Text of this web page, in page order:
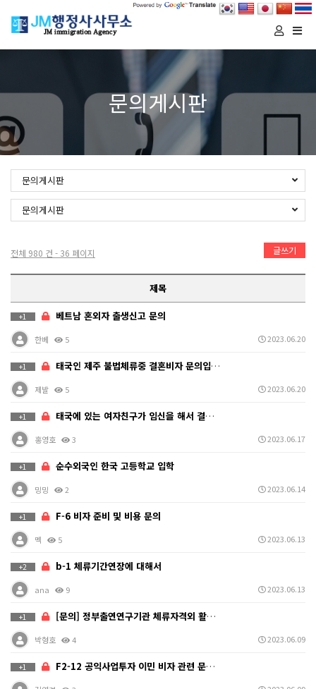
문의게시판
문의게시판
문의게시판
전체 980 건 - 36 페이지 글쓰기
제목
+1 베트남 혼외자 출생신고 문의
한베 5 2023.06.20
+1 태국인 제주 불법체류중 결혼비자 문의입니다
제발 5 2023.06.20
+1 태국에 있는 여자친구가 임신을 해서 결혼비자 알아보고싶…
홍영호 3 2023.06.17
+1 순수외국인 한국 고등학교 입학
밍밍 2 2023.06.14
+1 F-6 비자 준비 및 비용 문의
멕 5 2023.06.13
+2 b-1 체류기간연장에 대해서
ana 9 2023.06.13
+1 [문의] 정부출연연구기관 체류자격외 활동허가 위반 관련
박형호 4 2023.06.09
+1 F2-12 공익사업투자 이민 비자 관련 문의드립니다